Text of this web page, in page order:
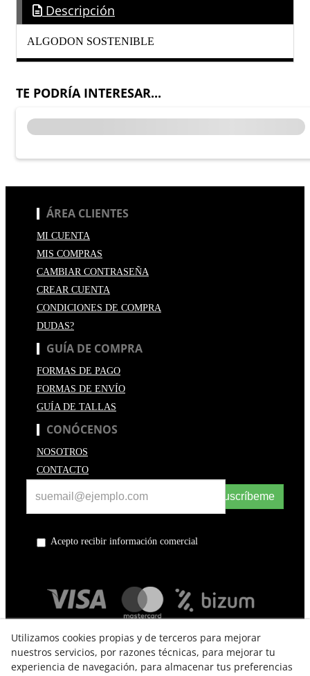
Descripción
ALGODON SOSTENIBLE
TE PODRÍA INTERESAR...
ÁREA CLIENTES
MI CUENTA
MIS COMPRAS
CAMBIAR CONTRASEÑA
CREAR CUENTA
CONDICIONES DE COMPRA
DUDAS?
GUÍA DE COMPRA
FORMAS DE PAGO
FORMAS DE ENVÍO
GUÍA DE TALLAS
CONÓCENOS
NOSOTROS
CONTACTO
Suscríbeme
Acepto recibir información comercial
Utilizamos cookies propias y de terceros para mejorar
nuestros servicios, por razones técnicas, para mejorar tu
experiencia de navegación, para almacenar tus preferencias